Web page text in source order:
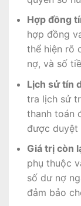
Hợp đồng
hợp đồng
thể hiện rõ
nợ, và số
Lịch sử tín
tra lịch sử
thanh toán
được duyệt
Giá trị còn
phụ thuộc
số dư nợ
đảm bảo